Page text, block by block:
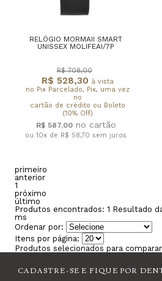
RELÓGIO MORMAII SMART
UNISSEX MOLIFEAI/7P
R$ 528,30 à vista
no Pix Parcelado, Pix, uma vez
no
cartão de crédito ou Boleto
(10% Off)
R$ 708,00
R$ 587,00
ou 10x de R$ 58,70 sem juros
primeiro
anterior
1
próximo
último
Produtos encontrados: 1 Resultado
ms
Ordenar por:
Itens por página:
Produtos selecionados para
CADASTRE-SE E FIQUE POR